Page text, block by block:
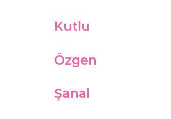
Kutlu
Özgen
Şanal